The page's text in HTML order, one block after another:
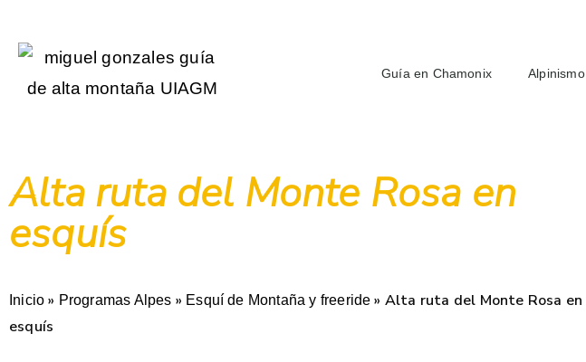
Guía en Chamonix Alpinismo
Alta ruta del Monte Rosa en
esquís
Inicio » Programas Alpes » Esquí de Montaña y freeride » Alta ruta del Monte Rosa en
esquís